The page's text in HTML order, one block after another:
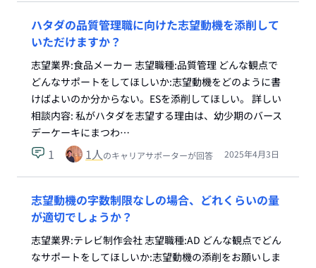
ハタダの品質管理職に向けた志望動機を添削して
いただけますか？
志望業界:食品メーカー 志望職種:品質管理 どんな観点で
どんなサポートをしてほしいか:志望動機をどのように書
けばよいのか分からない。ESを添削してほしい。 詳しい
相談内容: 私がハタダを志望する理由は、幼少期のバース
デーケーキにまつわ…
1 1人のキャリアサポーターが回答 2025年4月3日
志望動機の字数制限なしの場合、どれくらいの量
が適切でしょうか？
志望業界:テレビ制作会社 志望職種:AD どんな観点でどん
なサポートをしてほしいか:志望動機の添削をお願いしま